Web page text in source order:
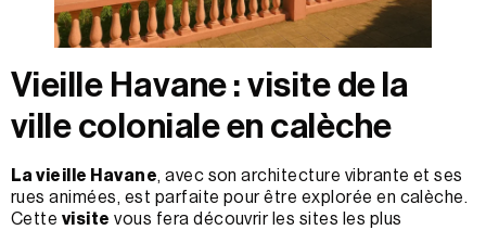
Vieille Havane : visite de la
ville coloniale en calèche
La vieille Havane, avec son architecture vibrante et ses
rues animées, est parfaite pour être explorée en calèche.
Cette visite vous fera découvrir les sites les plus